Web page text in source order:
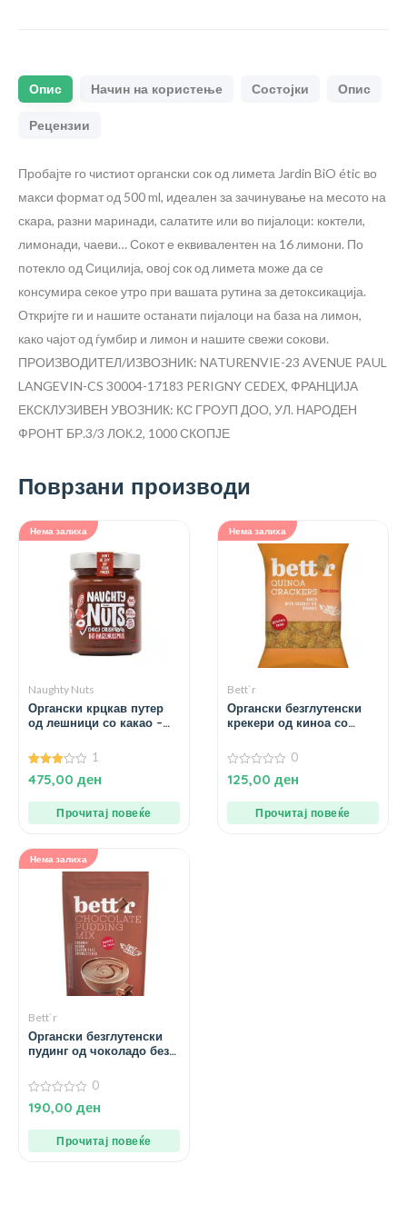
Опис Начин на користење Состојки Опис
Рецензии
Пробајте го чистиот органски сок од лимета Jardin BiO étic во
макси формат од 500 ml, идеален за зачинување на месото на
скара, разни маринади, салатите или во пијалоци: коктели,
лимонади, чаеви… Сокот е еквивалентен на 16 лимони. По
потекло од Сицилија, овој сок од лимета може да се
консумира секое утро при вашата рутина за детоксикација.
Откријте ги и нашите останати пијалоци на база на лимон,
како чајот од ѓумбир и лимон и нашите свежи сокови.
ПРОИЗВОДИТЕЛ/ИЗВОЗНИК: NATURENVIE-23 AVENUE PAUL
LANGEVIN-CS 30004-17183 PERIGNY CEDEX, ФРАНЦИЈА
ЕКСКЛУЗИВЕН УВОЗНИК: КС ГРОУП ДОО, УЛ. НАРОДЕН
ФРОНТ БР.3/3 ЛОК.2, 1000 СКОПЈЕ
Поврзани производи
Нема залиха
Naughty Nuts
Органски крцкав путер
од лешници со какао –
3.00
од 5
1
475,00 ден
Прочитај повеќе
Нема залиха
Bett`r
Органски безглутенски
крекери од киноа со
0
од
0
125,00 ден
Прочитај повеќе
Нема залиха
Bett`r
Органски безглутенски
пудинг од чоколадо без
0
од
0
190,00 ден
Прочитај повеќе